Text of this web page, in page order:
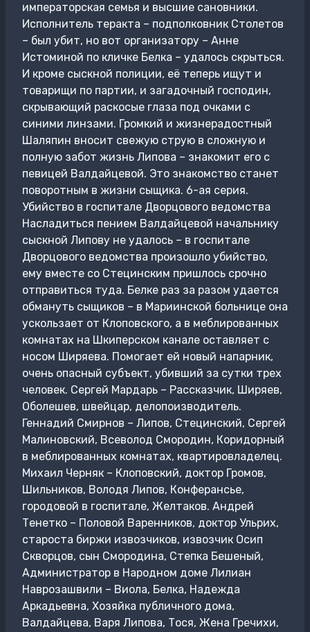
императорская семья и высшие сановники.
Исполнитель теракта – подполковник Столетов
– был убит, но вот организатору – Анне
Истоминой по кличке Белка – удалось скрыться.
И кроме сыскной полиции, её теперь ищут и
товарищи по партии, и загадочный господин,
скрывающий раскосые глаза под очками с
синими линзами. Громкий и жизнерадостный
Шаляпин вносит свежую струю в сложную и
полную забот жизнь Липова – знакомит его с
певицей Валдайцевой. Это знакомство станет
поворотным в жизни сыщика. 6-ая серия.
Убийство в госпитале Дворцового ведомства
Насладиться пением Валдайцевой начальнику
сыскной Липову не удалось – в госпитале
Дворцового ведомства произошло убийство,
ему вместе со Стецинским пришлось срочно
отправиться туда. Белке раз за разом удается
обмануть сыщиков – в Мариинской больнице она
ускользает от Клоповского, а в меблированных
комнатах на Шкиперском канале оставляет с
носом Ширяева. Помогает ей новый напарник,
очень опасный субъект, убивший за сутки трех
человек. Сергей Мардарь – Рассказчик, Ширяев,
Оболешев, швейцар, делопоизводитель.
Геннадий Смирнов – Липов, Стецинский, Сергей
Малиновский, Всеволод Смородин, Коридорный
в меблированных комнатах, квартировладелец.
Михаил Черняк – Клоповский, доктор Громов,
Шильников, Володя Липов, Конферансье,
городовой в госпитале, Желтаков. Андрей
Тенетко – Половой Варенников, доктор Ульрих,
староста биржи извозчиков, извозчик Осип
Скворцов, сын Смородина, Степка Бешеный,
Администратор в Народном доме Лилиан
Наврозашвили – Виола, Белка, Надежда
Аркадьевна, Хозяйка публичного дома,
Валдайцева, Варя Липова, Тося, Жена Гречихи,